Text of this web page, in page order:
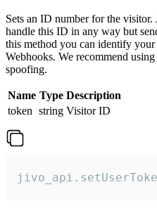
Sets an ID number for the
handle this ID in any way but
this method you can identify
Webhooks. We recommend
spoofing.
Name Type Description
token string Visitor ID